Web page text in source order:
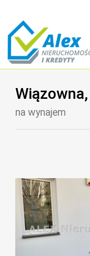
Wiązowna,
na wynajem